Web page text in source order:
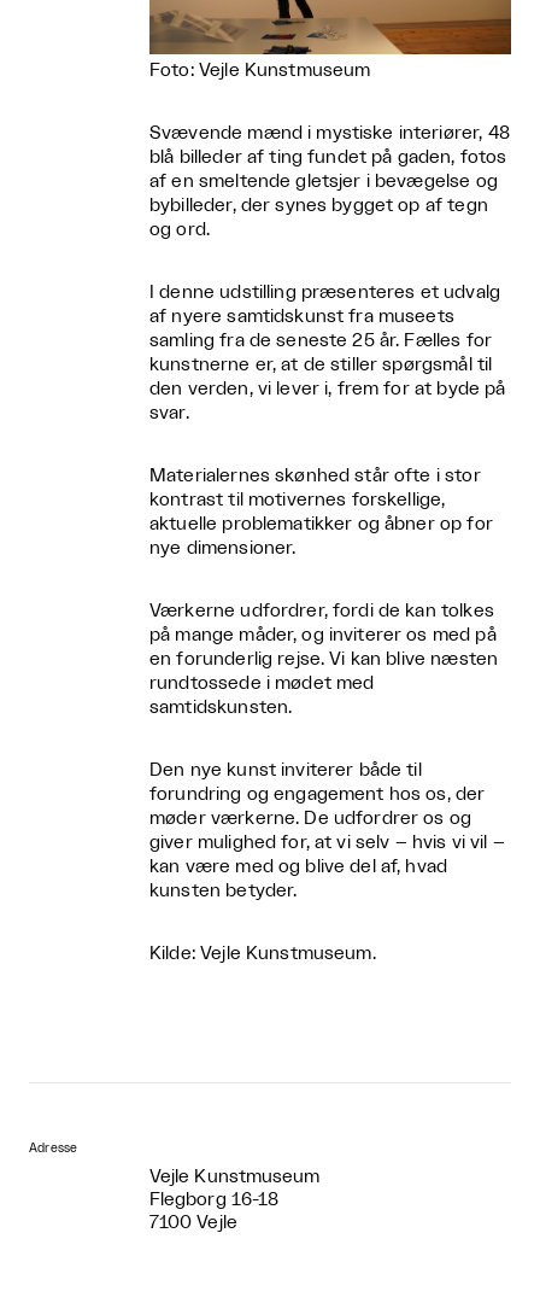
Foto: Vejle Kunstmuseum
Svævende mænd i mystiske interiører, 48
blå billeder af ting fundet på gaden, fotos
af en smeltende gletsjer i bevægelse og
bybilleder, der synes bygget op af tegn
og ord.
I denne udstilling præsenteres et udvalg
af nyere samtidskunst fra museets
samling fra de seneste 25 år. Fælles for
kunstnerne er, at de stiller spørgsmål til
den verden, vi lever i, frem for at byde på
svar.
Materialernes skønhed står ofte i stor
kontrast til motivernes forskellige,
aktuelle problematikker og åbner op for
nye dimensioner.
Værkerne udfordrer, fordi de kan tolkes
på mange måder, og inviterer os med på
en forunderlig rejse. Vi kan blive næsten
rundtossede i mødet med
samtidskunsten.
Den nye kunst inviterer både til
forundring og engagement hos os, der
møder værkerne. De udfordrer os og
giver mulighed for, at vi selv – hvis vi vil –
kan være med og blive del af, hvad
kunsten betyder.
Kilde: Vejle Kunstmuseum.
Adresse
Vejle Kunstmuseum
Flegborg 16-18
7100 Vejle